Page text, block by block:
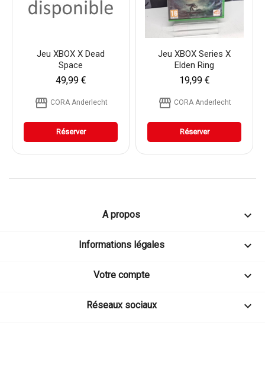
Jeu XBOX X Dead
Space
49,99 €
storefront CORA Anderlecht
Réserver
Jeu XBOX Series X
Elden Ring
19,99 €
storefront CORA Anderlecht
Réserver
A propos 
Informations légales 
Votre compte 
Réseaux sociaux 